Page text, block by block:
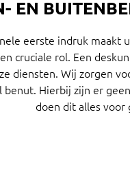
EN
eerste indruk maakt
cruciale rol. Een
diensten. Wij zorgen
benut. Hierbij zijn er
doen dit alles voor